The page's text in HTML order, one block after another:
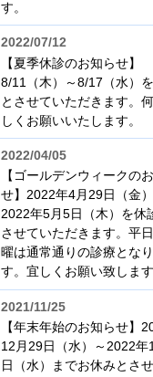
す。
2022/07/12
【夏季休診のお知らせ】
8/11（木）～8/17（水）
とさせていただきます。
しくお願いいたします。
2022/04/05
【ゴールデンウィークの
せ】2022年4月29日（金
2022年5月5日（木）を休
させていただきます。平
曜は通常通りの診療とな
す。宜しくお願い致します
2021/11/25
【年末年始のお知らせ】
12月29日（水）～2022年
日（水）までお休みとさ